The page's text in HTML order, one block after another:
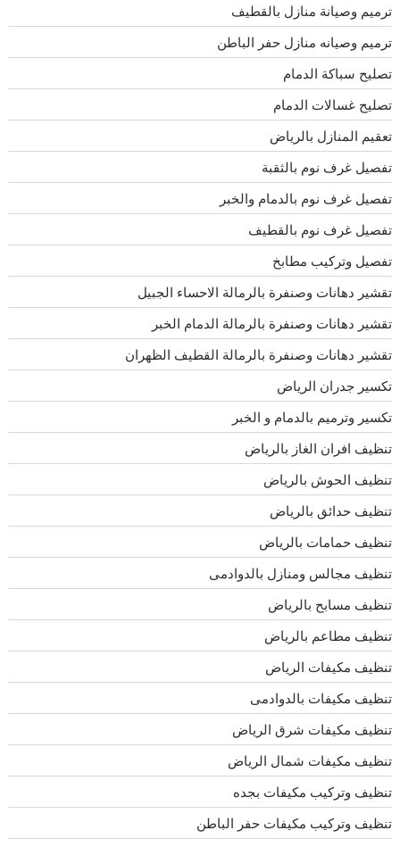
ترميم وصيانة منازل بالقطيف
ترميم وصيانه منازل حفر الباطن
تصليح سباكة الدمام
تصليح غسالات الدمام
تعقيم المنازل بالرياض
تفصيل غرف نوم بالثقبة
تفصيل غرف نوم بالدمام والخبر
تفصيل غرف نوم بالقطيف
تفصيل وتركيب مطابخ
تقشير دهانات وصنفرة بالرمالة الاحساء الجبيل
تقشير دهانات وصنفرة بالرمالة الدمام الخبر
تقشير دهانات وصنفرة بالرمالة القطيف الظهران
تكسير جدران الرياض
تكسير وترميم بالدمام و الخبر
تنظيف افران الغاز بالرياض
تنظيف الحوش بالرياض
تنظيف حدائق بالرياض
تنظيف حمامات بالرياض
تنظيف مجالس ومنازل بالدوادمى
تنظيف مسابح بالرياض
تنظيف مطاعم بالرياض
تنظيف مكيفات الرياض
تنظيف مكيفات بالدوادمى
تنظيف مكيفات شرق الرياض
تنظيف مكيفات شمال الرياض
تنظيف وتركيب مكيفات بجده
تنظيف وتركيب مكيفات حفر الباطن